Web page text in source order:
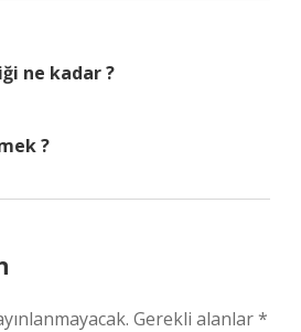
ne kadar ?
?
Gerekli alanlar*